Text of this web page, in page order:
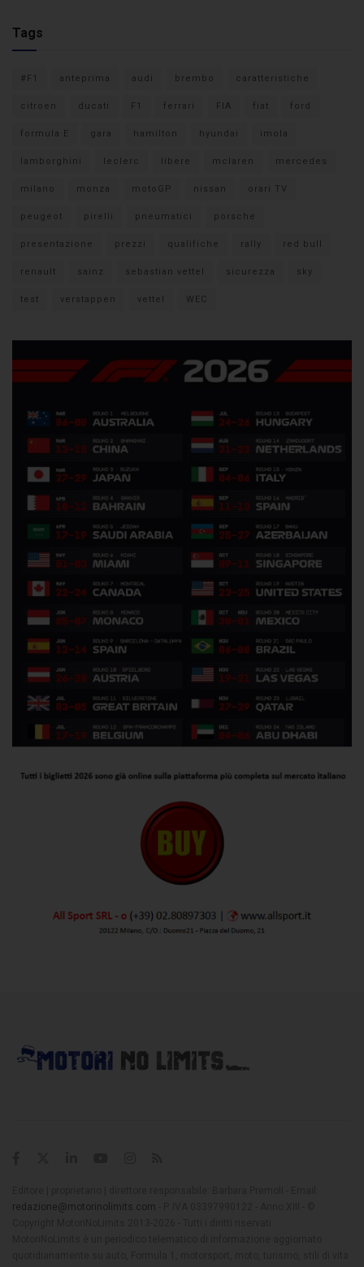
Tags
#F1 anteprima audi brembo caratteristiche
citroen ducati F1 ferrari FIA fiat ford
formula E gara hamilton hyundai imola
lamborghini leclerc libere mclaren mercedes
milano monza motoGP nissan orari TV
peugeot pirelli pneumatici porsche
presentazione prezzi qualifiche rally red bull
renault sainz sebastian vettel sicurezza sky
test verstappen vettel WEC
redazione@motorinolimits.com